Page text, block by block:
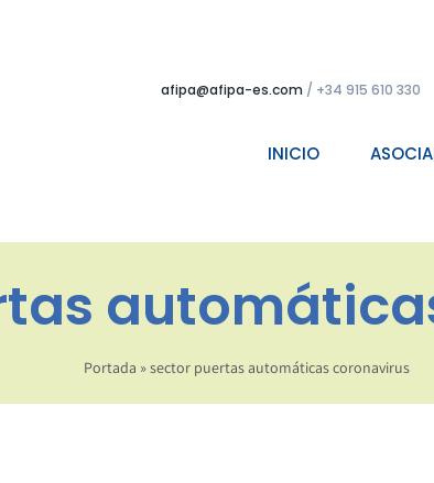
afipa@afipa-es.com / +34 915 610 330
INICIO
Portada »sector puertas automáticas coronavirus